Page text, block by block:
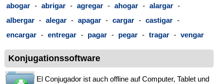
abogar - abrigar - agregar - ahogar - alargar -
albergar - alegar - apagar - cargar - castigar -
encargar - entregar - pagar - pegar - tragar - vengar
Konjugationssoftware
El Conjugador ist auch offline auf Computer, Tablet und